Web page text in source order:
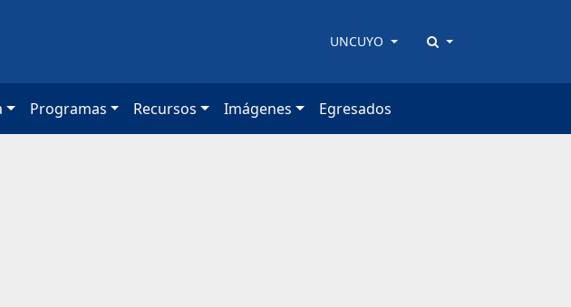
UNCUYO
Programas Recursos Imágenes Egresados